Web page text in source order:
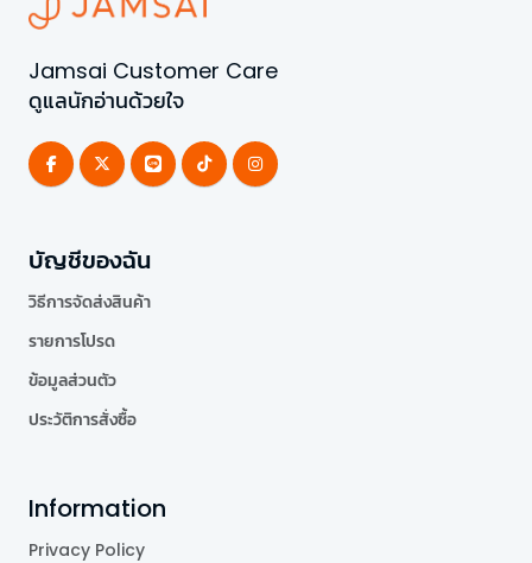
Jamsai Customer Care
ดูแลนักอ่านด้วยใจ
บัญชีของฉัน
วิธีการจัดส่งสินค้า
รายการโปรด
ข้อมูลส่วนตัว
ประวัติการสั่งซื้อ
Information
Privacy Policy